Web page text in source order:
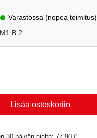
Varastossa (nopea toimitus)
Lisää ostoskoriin